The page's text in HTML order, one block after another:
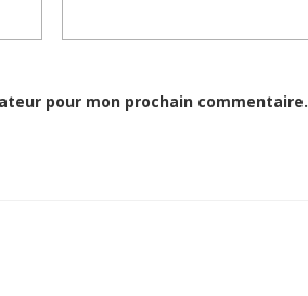
pour mon prochain commentaire.